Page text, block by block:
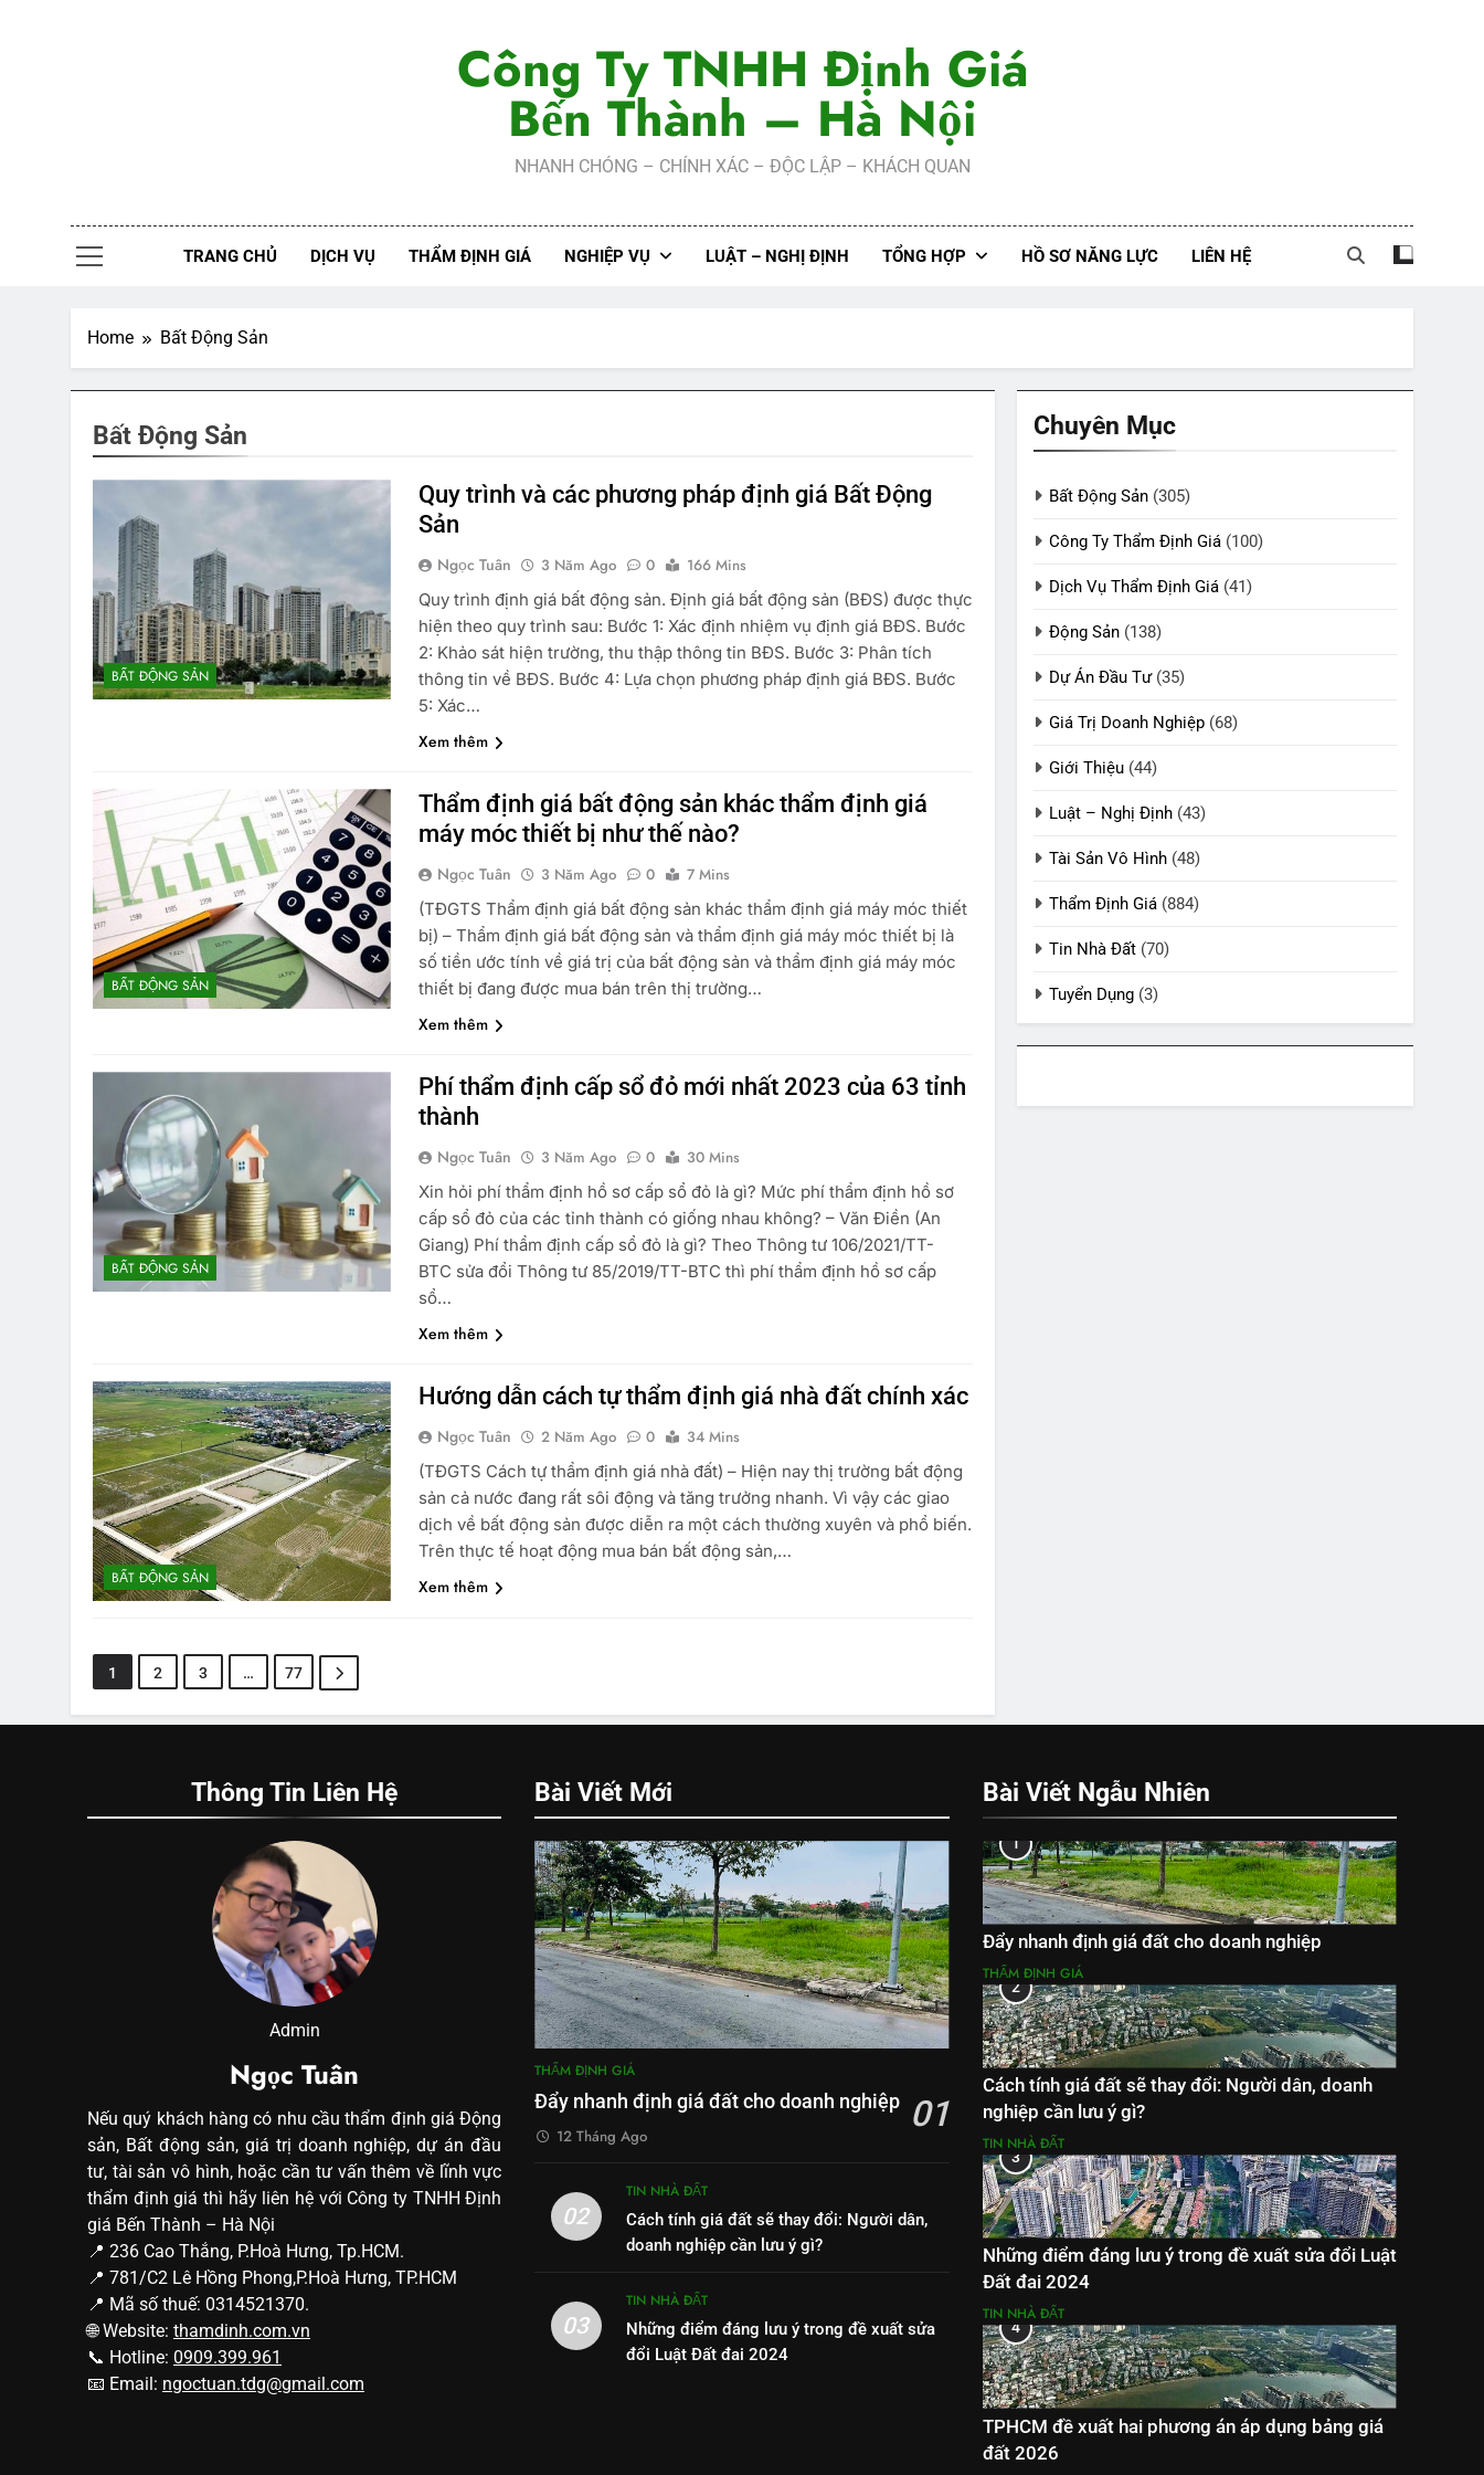
Công Ty TNHH Định Giá
Bến Thành – Hà Nội
NHANH CHÓNG – CHÍNH XÁC – ĐỘC LẬP – KHÁCH QUAN
TRANG CHỦ DỊCH VỤ THẨM ĐỊNH GIÁ NGHIỆP VỤ LUẬT – NGHỊ ĐỊNH TỔNG HỢP HỒ SƠ NĂNG LỰC LIÊN HỆ
Home Bất Động Sản
Bất Động Sản
BẤT ĐỘNG SẢN
Quy trình và các phương pháp định giá Bất Động
Sản
Ngọc Tuân 3 Năm Ago 0
166 Mins
Quy trình định giá bất động sản. Định giá bất động sản (BĐS) được thực
hiện theo quy trình sau: Bước 1: Xác định nhiệm vụ định giá BĐS. Bước
2: Khảo sát hiện trường, thu thập thông tin BĐS. Bước 3: Phân tích
thông tin về BĐS. Bước 4: Lựa chọn phương pháp định giá BĐS. Bước
5: Xác…
Xem thêm
BẤT ĐỘNG SẢN
Thẩm định giá bất động sản khác thẩm định giá
máy móc thiết bị như thế nào?
Ngọc Tuân 3 Năm Ago 0
7 Mins
(TĐGTS Thẩm định giá bất động sản khác thẩm định giá máy móc thiết
bị) – Thẩm định giá bất động sản và thẩm định giá máy móc thiết bị là
số tiền ước tính về giá trị của bất động sản và thẩm định giá máy móc
thiết bị đang được mua bán trên thị trường…
Xem thêm
BẤT ĐỘNG SẢN
Phí thẩm định cấp sổ đỏ mới nhất 2023 của 63 tỉnh
thành
Ngọc Tuân 3 Năm Ago 0
30 Mins
Xin hỏi phí thẩm định hồ sơ cấp sổ đỏ là gì? Mức phí thẩm định hồ sơ
cấp sổ đỏ của các tỉnh thành có giống nhau không? – Văn Điền (An
Giang) Phí thẩm định cấp sổ đỏ là gì? Theo Thông tư 106/2021/TT-
BTC sửa đổi Thông tư 85/2019/TT-BTC thì phí thẩm định hồ sơ cấp
sổ…
Xem thêm
BẤT ĐỘNG SẢN
Hướng dẫn cách tự thẩm định giá nhà đất chính xác
Ngọc Tuân 2 Năm Ago 0
34 Mins
(TĐGTS Cách tự thẩm định giá nhà đất) – Hiện nay thị trường bất động
sản cả nước đang rất sôi động và tăng trưởng nhanh. Vì vậy các giao
dịch về bất động sản được diễn ra một cách thường xuyên và phổ biến.
Trên thực tế hoạt động mua bán bất động sản,…
Xem thêm
1 2 3 … 77
Chuyên Mục
Bất Động Sản (305)
Công Ty Thẩm Định Giá (100)
Dịch Vụ Thẩm Định Giá (41)
Động Sản (138)
Dự Án Đầu Tư(35)
Giá Trị Doanh Nghiệp (68)
Giới Thiệu (44)
Luật – Nghị Định (43)
Tài Sản Vô Hình (48)
Thẩm Định Giá (884)
Tin Nhà Đất (70)
Tuyển Dụng (3)
Thông Tin Liên Hệ
Admin
Ngọc Tuân
Nếu quý khách hàng có nhu cầu thẩm định giá Động
sản, Bất động sản, giá trị doanh nghiệp, dự án đầu
tư, tài sản vô hình, hoặc cần tư vấn thêm về lĩnh vực
thẩm định giá thì hãy liên hệ với Công ty TNHH Định
giá Bến Thành – Hà Nội
📍 236 Cao Thắng, P.Hoà Hưng, Tp.HCM.
📍 781/C2 Lê Hồng Phong,P.Hoà Hưng, TP.HCM
📍 Mã số thuế: 0314521370.
🌐 Website: thamdinh.com.vn
📞 Hotline: 0909.399.961
📧 Email: ngoctuan.tdg@gmail.com
Bài Viết Mới
THẨM ĐỊNH GIÁ
Đẩy nhanh định giá đất cho doanh nghiệp 01
12 Tháng Ago
02
TIN NHÀ ĐẤT
Cách tính giá đất sẽ thay đổi: Người dân,
doanh nghiệp cần lưu ý gì?
03
TIN NHÀ ĐẤT
Những điểm đáng lưu ý trong đề xuất sửa
đổi Luật Đất đai 2024
Bài Viết Ngẫu Nhiên
1
Đẩy nhanh định giá đất cho doanh nghiệp
THẨM ĐỊNH GIÁ
2
Cách tính giá đất sẽ thay đổi: Người dân, doanh
nghiệp cần lưu ý gì?
TIN NHÀ ĐẤT
3
Những điểm đáng lưu ý trong đề xuất sửa đổi Luật
Đất đai 2024
TIN NHÀ ĐẤT
4
TPHCM đề xuất hai phương án áp dụng bảng giá
đất 2026